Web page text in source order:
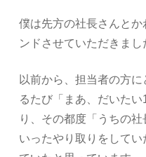
僕は先方の社長さんと
ンドさせていただきまし
以前から、担当者の方
るたび「まあ、だいた
り、その都度「うちの
いったやり取りをして